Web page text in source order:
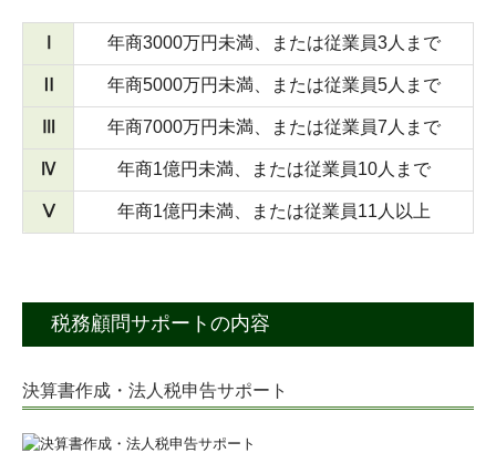
年商3000万円未満、または従業員3人まで
年商5000万円未満、または従業員5人まで
年商7000万円未満、または従業員7人まで
Ⅳ 年商1億円未満、または従業員10人まで
Ⅴ 年商1億円未満、または従業員11人以上
税務顧問サポートの内容
決算書作成・法人税申告サポート